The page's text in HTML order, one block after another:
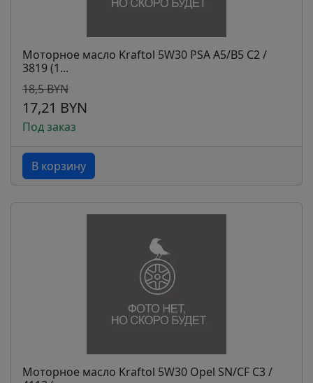
Моторное масло Kraftol 5W30 PSA A5/B5 C2 /
3819 (1...
18,5 BYN
17,21 BYN
Под заказ
В корзину
Моторное масло Kraftol 5W30 Opel SN/CF C3 /